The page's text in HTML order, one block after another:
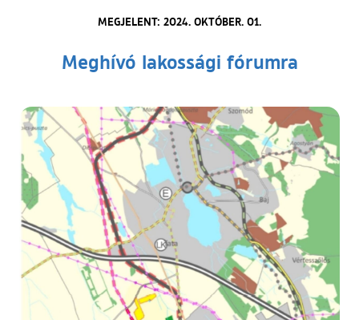
MEGJELENT: 2024. OKTÓBER. 01.
Meghívó lakossági fórumra